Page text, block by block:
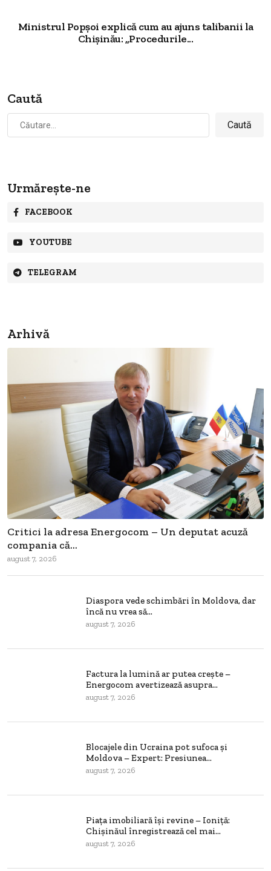
Ministrul Popșoi explică cum au ajuns talibanii la
Chișinău: „Procedurile...
Caută
Caută
după:
Urmărește-ne
FACEBOOK
YOUTUBE
TELEGRAM
Arhivă
Critici la adresa Energocom – Un deputat acuză
compania că...
august 7, 2026
Diaspora vede schimbări în Moldova, dar
încă nu vrea să...
august 7, 2026
Factura la lumină ar putea crește –
Energocom avertizează asupra...
august 7, 2026
Blocajele din Ucraina pot sufoca și
Moldova – Expert: Presiunea...
august 7, 2026
Piața imobiliară își revine – Ioniță:
Chișinăul înregistrează cel mai...
august 7, 2026